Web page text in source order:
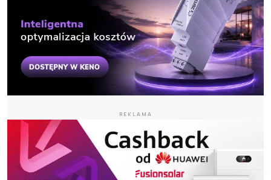
REKLAMA